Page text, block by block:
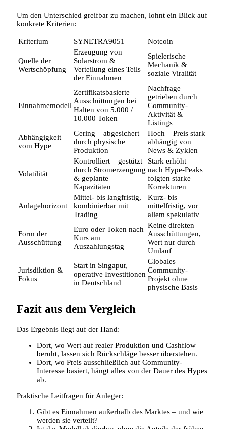
Um den Unterschied greifbar zu machen, lohnt ein Blick auf
konkrete Kriterien:
Kriterium SYNETRA9051 Notcoin
Quelle der
Wertschöpfung
Erzeugung von
Solarstrom &
Verteilung eines Teils
der Einnahmen
Spielerische
Mechanik &
soziale Viralität
Einnahmemodell
Zertifikatsbasierte
Ausschüttungen bei
Halten von 5.000 /
10.000 Token
Nachfrage
getrieben durch
Community-
Aktivität &
Listings
Abhängigkeit
vom Hype
Gering – abgesichert
durch physische
Produktion
Hoch – Preis stark
abhängig von
News & Zyklen
Volatilität
Kontrolliert – gestützt
durch Stromerzeugung
& geplante
Kapazitäten
Stark erhöht –
nach Hype-Peaks
folgten starke
Korrekturen
Anlagehorizont
Mittel- bis langfristig,
kombinierbar mit
Trading
Kurz- bis
mittelfristig, vor
allem spekulativ
Form der
Ausschüttung
Euro oder Token nach
Kurs am
Auszahlungstag
Keine direkten
Ausschüttungen,
Wert nur durch
Umlauf
Jurisdiktion &
Fokus
Start in Singapur,
operative Investitionen
in Deutschland
Globales
Community-
Projekt ohne
physische Basis
Fazit aus dem Vergleich
Das Ergebnis liegt auf der Hand:
Dort, wo Wert auf realer Produktion und Cashflow
beruht, lassen sich Rückschläge besser überstehen.
Dort, wo Preis ausschließlich auf Community-
Interesse basiert, hängt alles von der Dauer des Hypes
ab.
Praktische Leitfragen für Anleger:
Gibt es Einnahmen außerhalb des Marktes – und wie
werden sie verteilt?